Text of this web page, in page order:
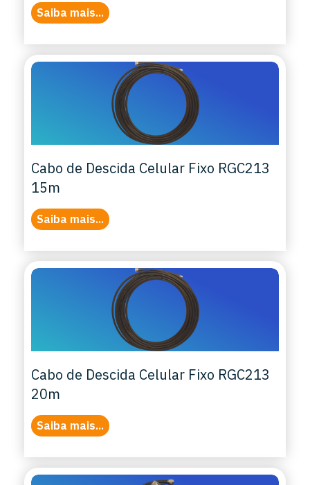
Saiba mais...
Cabo de Descida Celular Fixo RGC213
15m
Saiba mais...
Cabo de Descida Celular Fixo RGC213
20m
Saiba mais...